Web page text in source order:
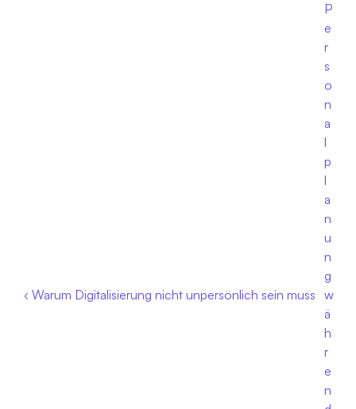
‹ Warum Digitalisierung nicht unpersönlich sein muss
P
e
r
s
o
n
a
l
p
l
a
n
u
n
g
w
ä
h
r
e
n